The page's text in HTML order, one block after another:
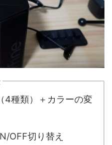
4種類）＋カラーの変
OFF切り替え